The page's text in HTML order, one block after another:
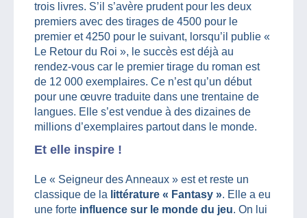
trois livres. S’il s’avère prudent pour les deux
premiers avec des tirages de 4500 pour le
premier et 4250 pour le suivant, lorsqu’il publie «
Le Retour du Roi », le succès est déjà au
rendez-vous car le premier tirage du roman est
de 12 000 exemplaires. Ce n’est qu’un début
pour une œuvre traduite dans une trentaine de
langues. Elle s’est vendue à des dizaines de
millions d’exemplaires partout dans le monde.
Et elle inspire !
Le « Seigneur des Anneaux » est et reste un
classique de la littérature « Fantasy ». Elle a eu
une forte influence sur le monde du jeu. On lui